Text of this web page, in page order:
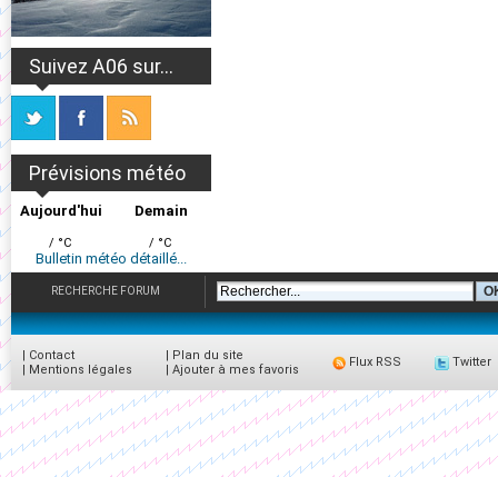
Suivez A06 sur...
Prévisions météo
Aujourd'hui
/ °C
Demain
/ °C
Bulletin météo détaillé...
RECHERCHE FORUM
| Contact
| Mentions légales
| Plan du site
| Ajouter à mes favoris
Flux RSS Twitter